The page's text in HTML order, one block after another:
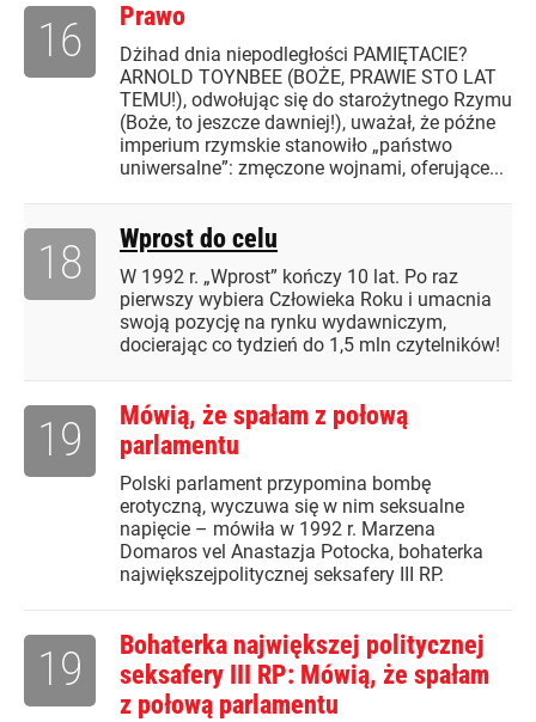
Prawo
Dżihad dnia niepodległości PAMIĘTACIE?
ARNOLD TOYNBEE (BOŻE, PRAWIE STO LAT
TEMU!), odwołując się do starożytnego Rzymu
(Boże, to jeszcze dawniej!), uważał, że późne
imperium rzymskie stanowiło „państwo
uniwersalne”: zmęczone wojnami, oferujące...
16
Wprost do celu
W 1992 r. „Wprost” kończy 10 lat. Po raz
pierwszy wybiera Człowieka Roku i umacnia
swoją pozycję na rynku wydawniczym,
docierając co tydzień do 1,5 mln czytelników!
18
Mówią, że spałam z połową
parlamentu
Polski parlament przypomina bombę
erotyczną, wyczuwa się w nim seksualne
napięcie – mówiła w 1992 r. Marzena
Domaros vel Anastazja Potocka, bohaterka
największejpolitycznej seksafery III RP.
19
Bohaterka największej politycznej
seksafery III RP: Mówią, że spałam
z połową parlamentu
19